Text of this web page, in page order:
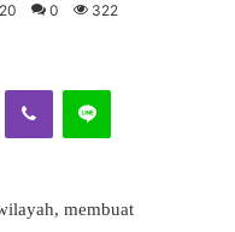
0 322
Telegram
membuat